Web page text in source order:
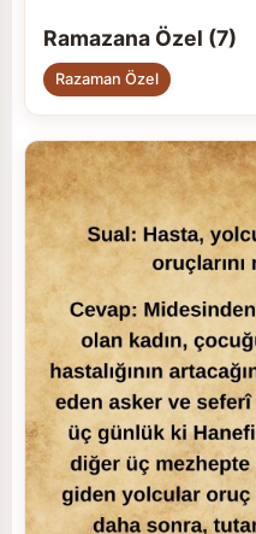
Ramazana Özel (7)
Razaman Özel